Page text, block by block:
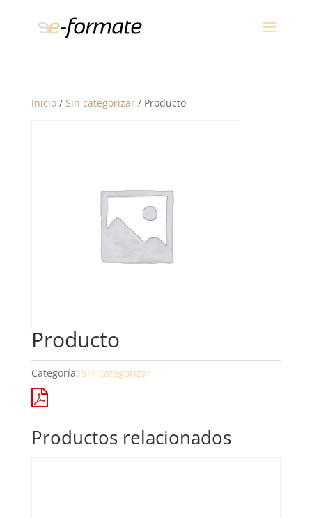
Inicio/ Sin categorizar/ Producto
Producto
Categoría: Sin categorizar
Productos relacionados